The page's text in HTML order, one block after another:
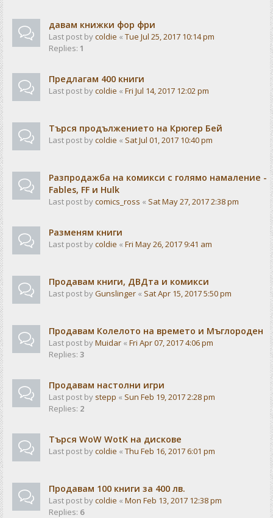
давам книжки фор фри
Last post bycoldie « Tue Jul 25, 2017 10:14 pm
Replies: 1
Предлагам 400 книги
Last post bycoldie « Fri Jul 14, 2017 12:02 pm
Търся продължението на Крюгер Бей
Last post bycoldie « Sat Jul 01, 2017 10:40 pm
Разпродажба на комикси с голямо намаление -
Fables, FF и Hulk
Last post bycomics_ross « Sat May 27, 2017 2:38 pm
Разменям книги
Last post bycoldie « Fri May 26, 2017 9:41 am
Продавам книги, ДВДта и комикси
Last post byGunslinger « Sat Apr 15, 2017 5:50 pm
Продавам Колелото на времето и Мъглороден
Last post byMuidar « Fri Apr 07, 2017 4:06 pm
Replies: 3
Продавам настолни игри
Last post by stepp « Sun Feb 19, 2017 2:28 pm
Replies: 2
Търся WoW WotK на дискове
Last post bycoldie « Thu Feb 16, 2017 6:01 pm
Продавам 100 книги за 400 лв.
Last post bycoldie « Mon Feb 13, 2017 12:38 pm
Replies: 6